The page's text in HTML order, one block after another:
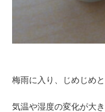
梅雨に入り、じめじめ
気温や湿度の変化が大